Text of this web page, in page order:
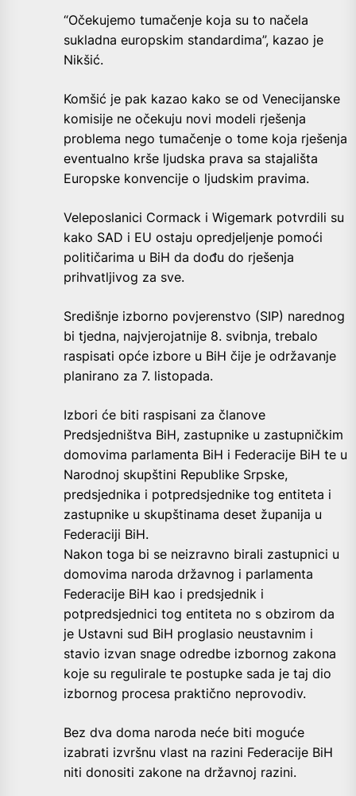
“Očekujemo tumačenje koja su to načela
sukladna europskim standardima”, kazao je
Nikšić.
Komšić je pak kazao kako se od Venecijanske
komisije ne očekuju novi modeli rješenja
problema nego tumačenje o tome koja rješenja
eventualno krše ljudska prava sa stajališta
Europske konvencije o ljudskim pravima.
Veleposlanici Cormack i Wigemark potvrdili su
kako SAD i EU ostaju opredjeljenje pomoći
političarima u BiH da dođu do rješenja
prihvatljivog za sve.
Središnje izborno povjerenstvo (SIP) narednog
bi tjedna, najvjerojatnije 8. svibnja, trebalo
raspisati opće izbore u BiH čije je održavanje
planirano za 7. listopada.
Izbori će biti raspisani za članove
Predsjedništva BiH, zastupnike u zastupničkim
domovima parlamenta BiH i Federacije BiH te u
Narodnoj skupštini Republike Srpske,
predsjednika i potpredsjednike tog entiteta i
zastupnike u skupštinama deset županija u
Federaciji BiH.
Nakon toga bi se neizravno birali zastupnici u
domovima naroda državnog i parlamenta
Federacije BiH kao i predsjednik i
potpredsjednici tog entiteta no s obzirom da
je Ustavni sud BiH proglasio neustavnim i
stavio izvan snage odredbe izbornog zakona
koje su regulirale te postupke sada je taj dio
izbornog procesa praktično neprovodiv.
Bez dva doma naroda neće biti moguće
izabrati izvršnu vlast na razini Federacije BiH
niti donositi zakone na državnoj razini.